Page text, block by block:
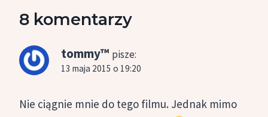
8 komentarzy
tommy™ pisze:
13 maja 2015 o 19:20
Nie ciągnie mnie do tego filmu. Jednak mimo